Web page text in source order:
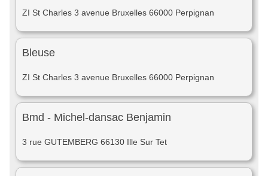
ZI St Charles 3 avenue Bruxelles 66000 Perpignan
Bleuse
ZI St Charles 3 avenue Bruxelles 66000 Perpignan
Bmd - Michel-dansac Benjamin
3 rue GUTEMBERG 66130 Ille Sur Tet